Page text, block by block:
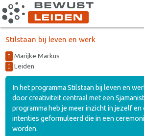
Stilstaan bij leven en werk
Marijke Markus
Leiden
In het programma Stilstaan bij leven en
door creativiteit centraal met een
programma heb je meer inzicht in jezelf
intenties geformuleerd die in een
worden.